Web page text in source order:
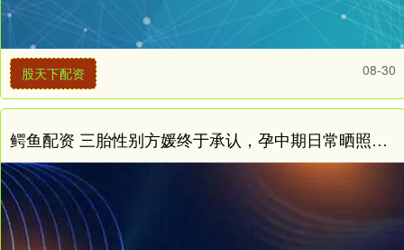
股天下配资 08-30
鳄鱼配资 三胎性别方媛终于承认，孕中期日常晒照炫耀，老公宠爱一目了然_郭富城_男孩_消息